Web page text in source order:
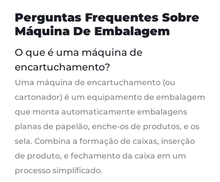
Perguntas Frequentes Sobre
Máquina De Embalagem
O que é uma máquina de
encartuchamento?
Uma máquina de encartuchamento (ou
cartonador) é um equipamento de embalagem
que monta automaticamente embalagens
planas de papelão, enche-os de produtos, e os
sela. Combina a formação de caixas, inserção
de produto, e fechamento da caixa em um
processo simplificado.